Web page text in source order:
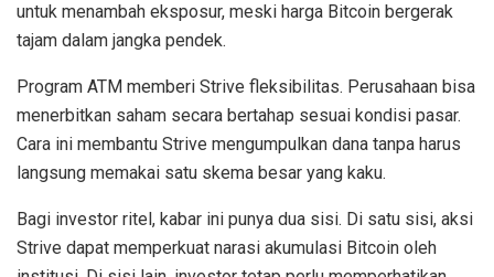
untuk menambah eksposur, meski harga Bitcoin bergerak
tajam dalam jangka pendek.
Program ATM memberi Strive fleksibilitas. Perusahaan bisa
menerbitkan saham secara bertahap sesuai kondisi pasar.
Cara ini membantu Strive mengumpulkan dana tanpa harus
langsung memakai satu skema besar yang kaku.
Bagi investor ritel, kabar ini punya dua sisi. Di satu sisi, aksi
Strive dapat memperkuat narasi akumulasi Bitcoin oleh